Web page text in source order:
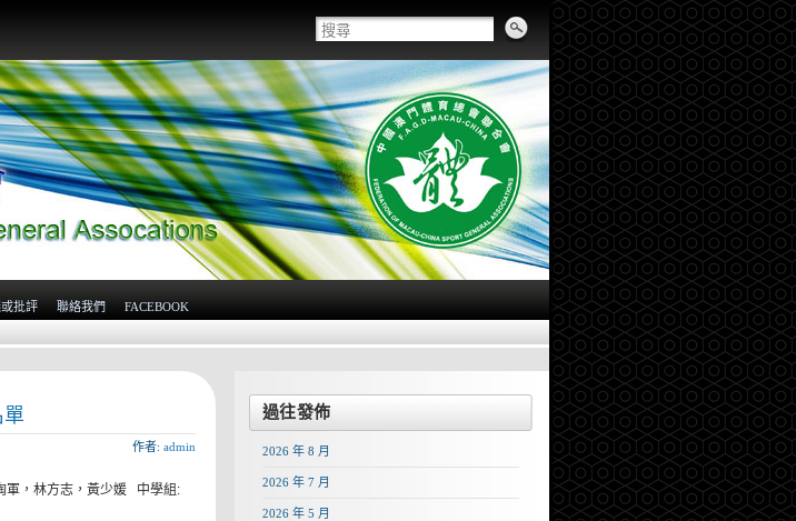
批評 聯絡我們 FACEBOOK
單
作者: admin
軍，林方志，黃少媛 中學組:
過往發佈
2026 年 8 月
2026 年 7 月
2026 年 5 月